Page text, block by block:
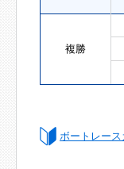
複勝
ボートレー